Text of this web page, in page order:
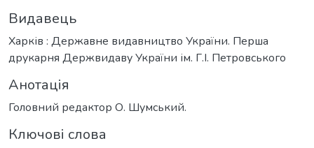
Видавець
Харків : Державне видавництво України. Перша
друкарня Держвидаву України ім. Г.І. Петровського
Анотація
Головний редактор О. Шумський.
Ключові слова